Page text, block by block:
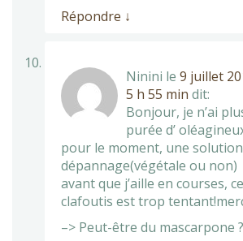
Répondre ↓
Ninini le 9 juillet
5 h 55 min dit:
Bonjour, je n’ai
purée d’
pour le moment, une
dépannage(végétale ou non)
avant que j’aille en courses, ce
clafoutis est trop
–> Peut-être du mascarpone ?